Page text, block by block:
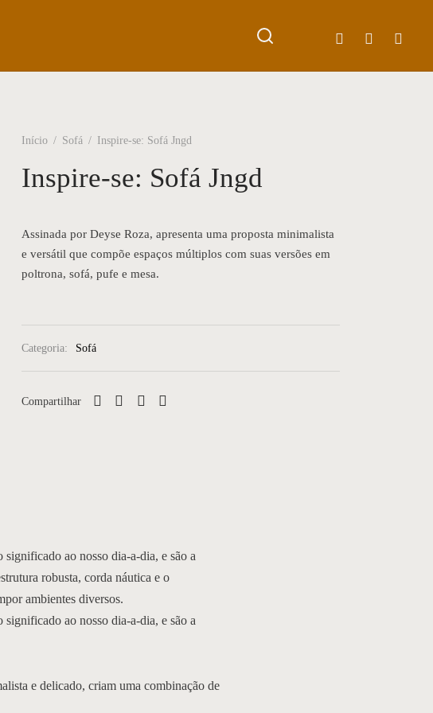
Início / Sofá / Inspire-se: Sofá Jngd
Inspire-se: Sofá Jngd
Assinada por Deyse Roza, apresenta uma proposta minimalista
e versátil que compõe espaços múltiplos com suas versões em
poltrona, sofá, pufe e mesa.
Categoria: Sofá
Compartilhar
ao nosso dia-a-dia, e são a
robusta, corda náutica e o
ambientes diversos.
ao nosso dia-a-dia, e são a
e delicado, criam uma combinação de